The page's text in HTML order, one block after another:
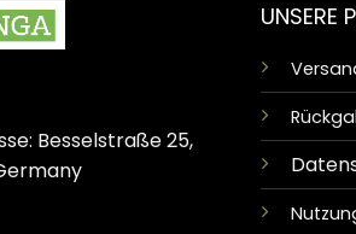
Besselstraße 25,
UNSERE